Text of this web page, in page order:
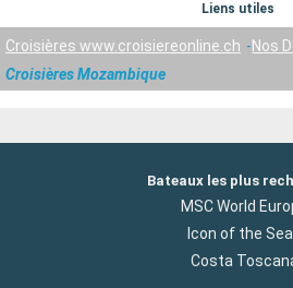
Liens utiles
Croisières www.croisiereonline.ch
Nos
Croisières Mozambique
Bateaux les plus
MSC World
Icon of the
Costa